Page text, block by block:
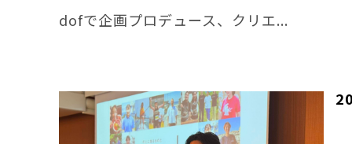
dofで企画プロデュース、クリエ...